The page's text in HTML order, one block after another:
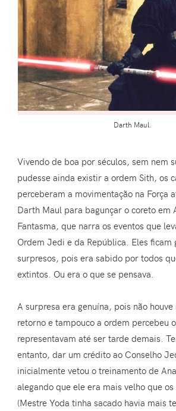
Darth Maul.
Vivendo de boa por séculos, sem nem
pudesse ainda existir a ordem Sith, os
perceberam a movimentação na Força
Darth Maul para bagunçar o coreto em
Fantasma, que narra os eventos que
Ordem Jedi e da República. Eles ficam
surpresos, pois era sabido por todos
extintos. Ou era o que se pensava.
A surpresa era genuína, pois não
retorno e tampouco a ordem percebeu
representavam até ser tarde demais.
entanto, dar um crédito ao Conselho
inicialmente vetou o treinamento de
alegando que ele era mais velho que
(Mestre Yoda tinha sacado havia mais